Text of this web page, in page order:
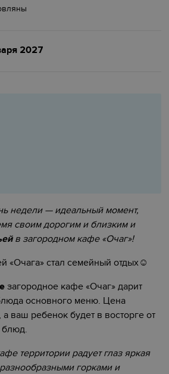
2027
недели—идеальный момент,
своим дорогим и близким и
в загородном кафе «Очаг»!
«Очага» стал семейный отдых☺️‍️‍‍
загородное кафе «Очаг» дарит
основного меню. Цена
ваш ребенок будет в восторге от
блюд.
территории радует глаз яркая
горками и